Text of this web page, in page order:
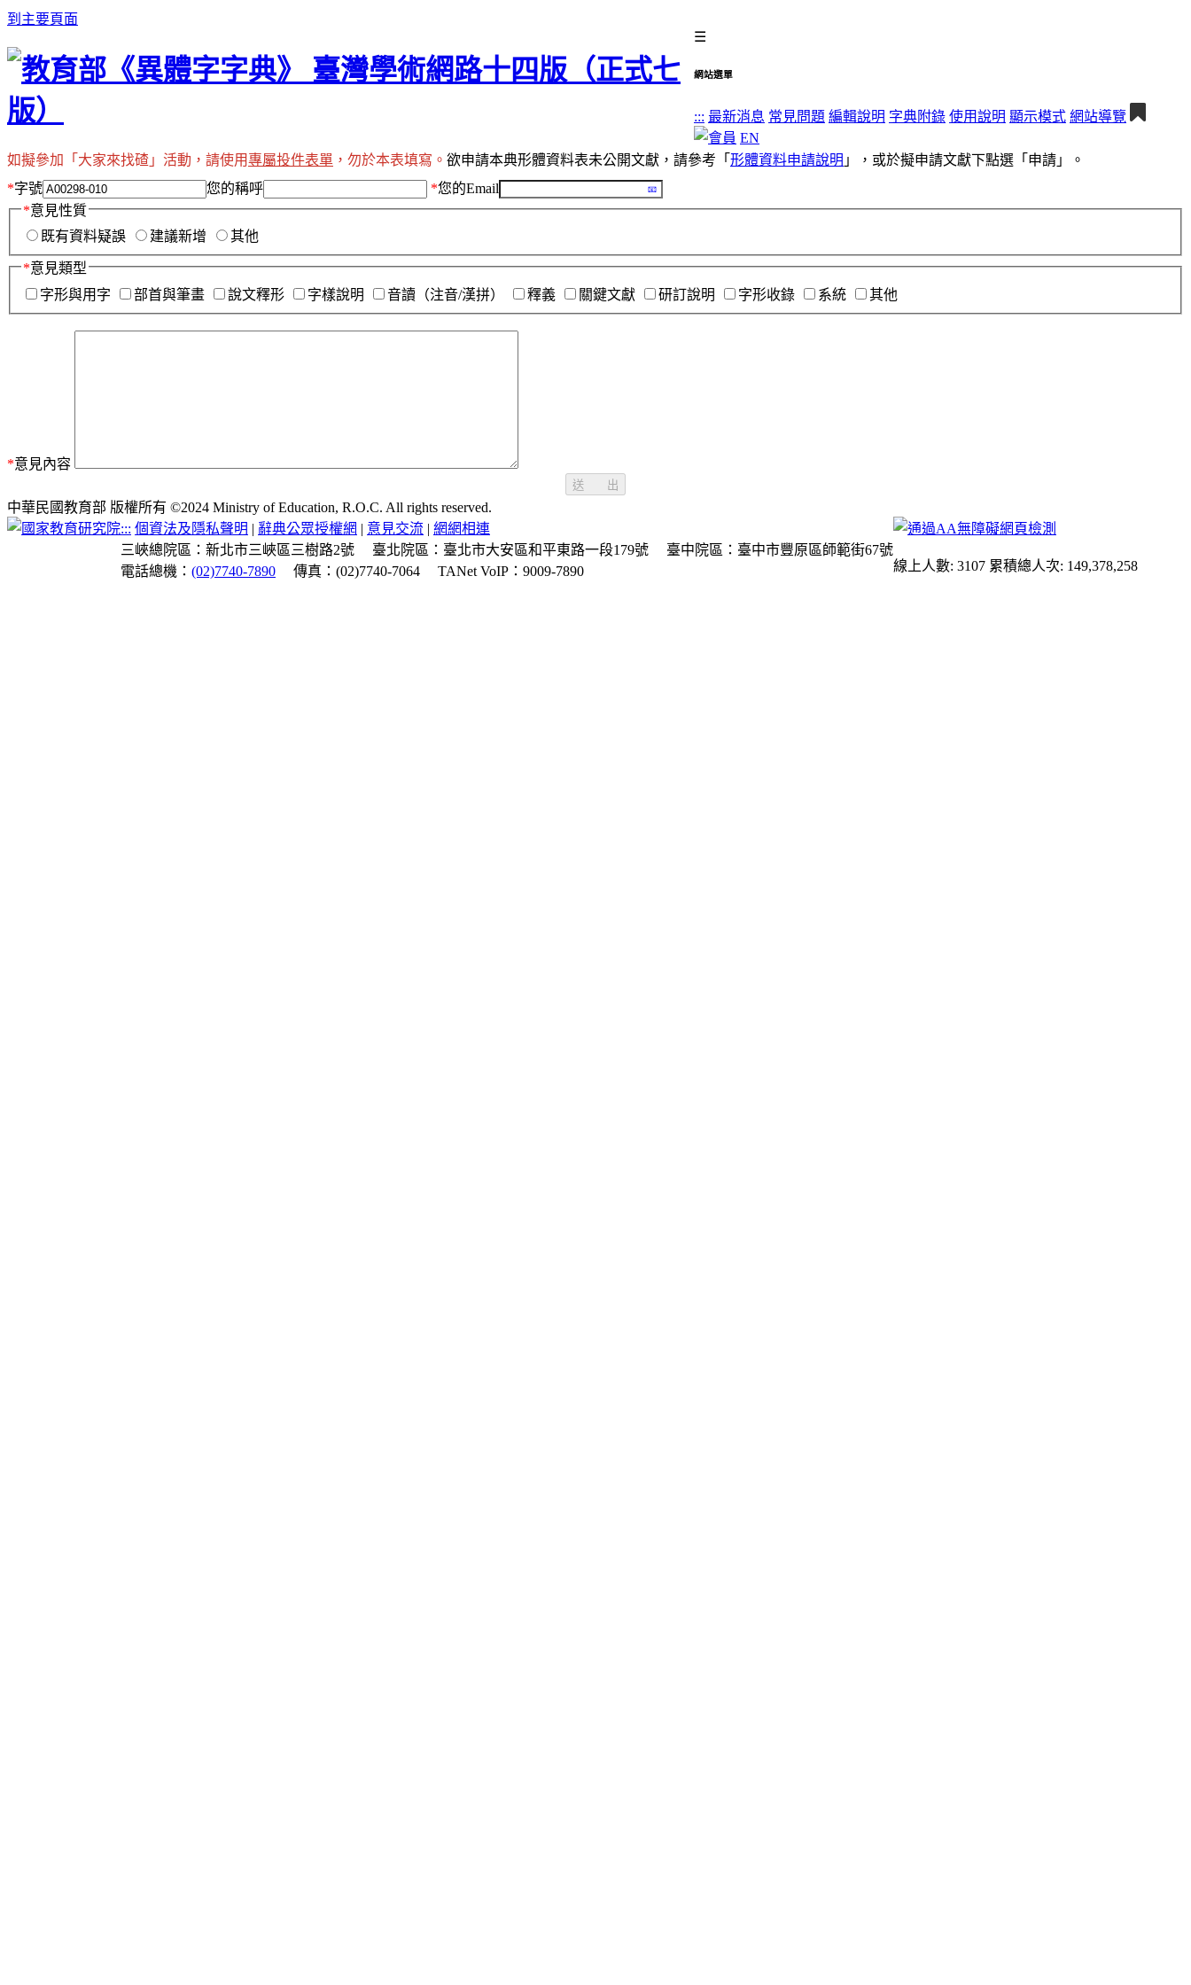
到主要頁面
☰
網站選單
::: 最新消息 常見問題 編輯說明 字典附錄 使用說明 顯示模式 網站導覽
EN
如擬參加「大家來找碴」活動，請使用專屬投件表單 ，勿於本表填寫。 欲申請本典形體資料表未公開文獻，請參考「 形體資料申請說明 」，或於擬申請文獻下點選「申請」。
*字號 您的稱呼 *您的Email
*意見性質
既有資料疑誤
建議新增 其他
*意見類型
字形與用字
部首與筆畫 說文釋形 字樣說明 音讀（注音/漢拼） 釋義 關鍵文獻 研訂說明 字形收錄 系統 其他
*意見內容
送 出
中華民國教育部 版權所有 ©2024 Ministry of Education, R.O.C. All rights reserved.
::: 個資法及隱私聲明 | 辭典公眾授權網 | 意見交流 | 網網相連
三峽總院區：新北市三峽區三樹路2號
臺北院區：臺北市大安區和平東路一段179號
臺中院區：臺中市豐原區師範街67號
電話總機： (02)7740-7890 傳真：(02)7740-7064 TANet VoIP：9009-7890 線上人數: 3107 累積總人次: 149,378,258